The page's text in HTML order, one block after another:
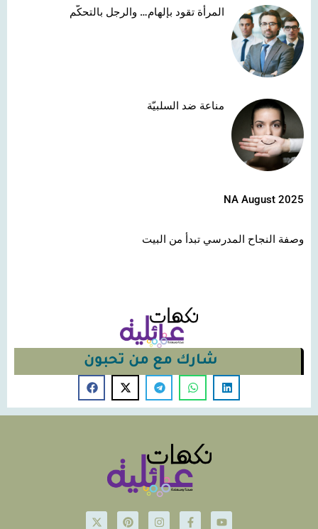
المرأة تقود بإلهام… والرجل بالتحكّم
مناعة ضد السلبيّة
NA August 2025
وصفة النجاح المدرسي تبدأ من البيت
شارك مع من تحبون